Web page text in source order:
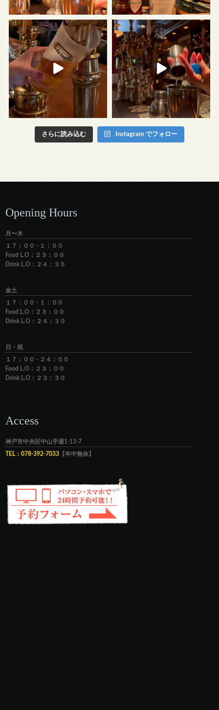
さらに読み込む Instagram でフォロー
Opening Hours
月〜木
１７：００ - １：００
Food L.O：２３：００
Drink L.O：２４：３０
金土
１７：００ - １：００
Food L.O：２３：００
Drink L.O：２４：３０
日・祝
１７：００ - ２４：００
Food L.O：２３：００
Drink L.O：２３：３０
Access
神戸市中央区中山手通1-13-7
TEL：078-392-7033 【年中無休】